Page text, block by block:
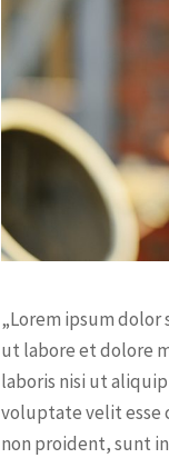
„Lorem ipsum
ut labore et dolore
laboris nisi ut
voluptate velit esse
non proident, sunt